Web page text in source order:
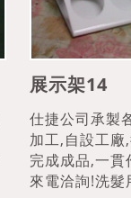
展示架14
仕捷公司承製
加工,自設工
完成成品,一
來電洽詢!洗